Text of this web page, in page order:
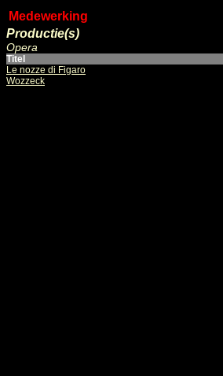
Medewerking
Productie(s)
Opera
Titel
Le nozze di Figaro
Wozzeck